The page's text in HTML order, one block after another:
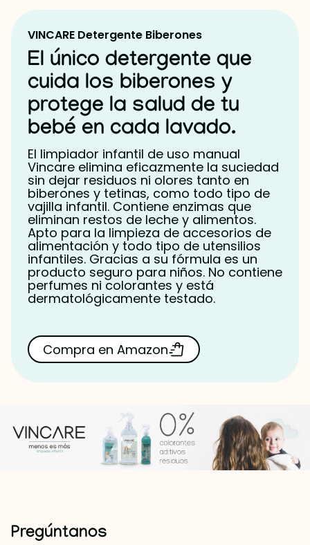
SULFATE, SODIUM CHLORIDE; Amidas, C8-18 e insaturados de C18, N,N-
bis(hidroxietil); POTASSIUM SORBATE, GLYCERIN, SODIUM BENZOATE, CITRIC ACID,
DIETHANOLAMINE, SUBTILISIN.
VINCARE Detergente Biberones
El único detergente que
cuida los biberones y
protege la salud de tu
bebé en cada lavado.
El limpiador infantil de uso manual
Vincare elimina eficazmente la suciedad
sin dejar residuos ni olores tanto en
biberones y tetinas, como todo tipo de
vajilla infantil. Contiene enzimas que
eliminan restos de leche y alimentos.
Apto para la limpieza de accesorios de
alimentación y todo tipo de utensilios
infantiles. Gracias a su fórmula es un
producto seguro para niños. No contiene
perfumes ni colorantes y está
dermatológicamente testado.
Compra en Amazon
Pregúntanos